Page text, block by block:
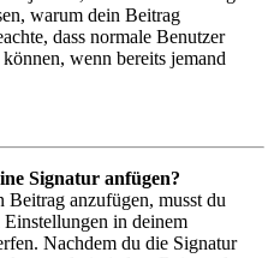
warum dein Beitrag
dass normale Benutzer
wenn bereits jemand
Signatur anfügen?
Beitrag anzufügen, musst du
in deinem
Nachdem du die Signatur